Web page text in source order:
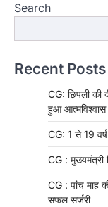
Search
Recent Posts
CG: छिपली की
हुआ आत्मविश्वास
CG: 1 से 19
CG : मुख्यमंत्री
CG : पांच माह
सफल सर्जरी